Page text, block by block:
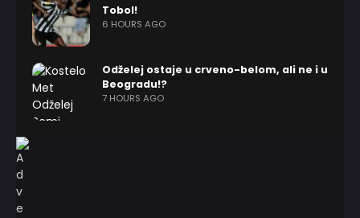
Tobol!
6 HOURS AGO
Odželej ostaje u crveno-belom, ali ne i u
Beogradu!?
7 HOURS AGO